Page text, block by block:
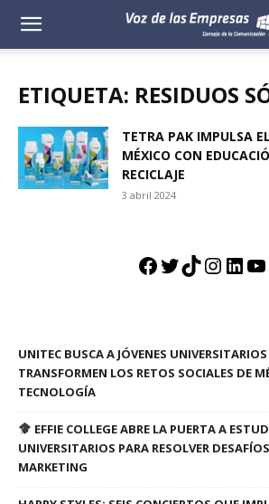
Voz
Empresas
ETIQUETA: RESIDUOS
TETRA PAK IMPULSA
MÉXICO CON
RECICLAJE
3 abril 2024
Facebook
Twitter
TikTok
UNITEC BUSCA A JÓVENES
TRANSFORMEN LOS RETOS SOCIALES DE
TECNOLOGÍA
EFFIE COLLEGE ABRE LA PUERTA A
UNIVERSITARIOS PARA RESOLVER
MARKETING